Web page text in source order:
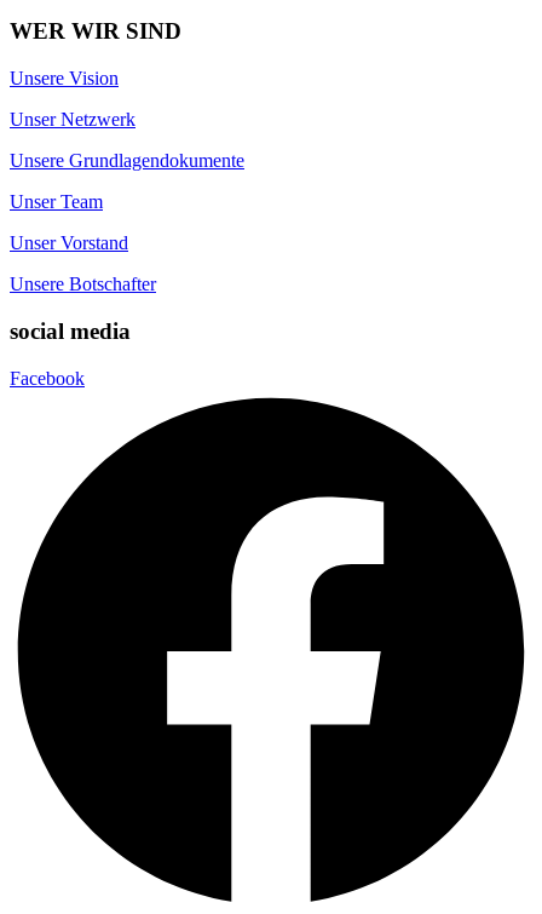
WER WIR SIND
Unsere Vision
Unser Netzwerk
Unsere Grundlagendokumente
Unser Team
Unser Vorstand
Unsere Botschafter
social media
Facebook